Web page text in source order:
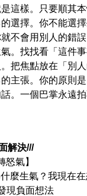
這樣。只要順其
選擇。你不能選
不會用別人的錯
。找找看「這件
把焦點放在「別
主張。你的原則
。一個巴掌永遠
解決///
怒氣】
麼生氣？我現在在
現負面想法